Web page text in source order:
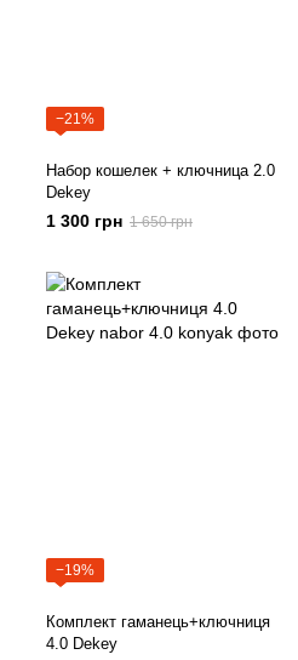
−21%
Набор кошелек + ключница 2.0
Dekey
1 300 грн 1 650 грн
−19%
Комплект гаманець+ключниця
4.0 Dekey